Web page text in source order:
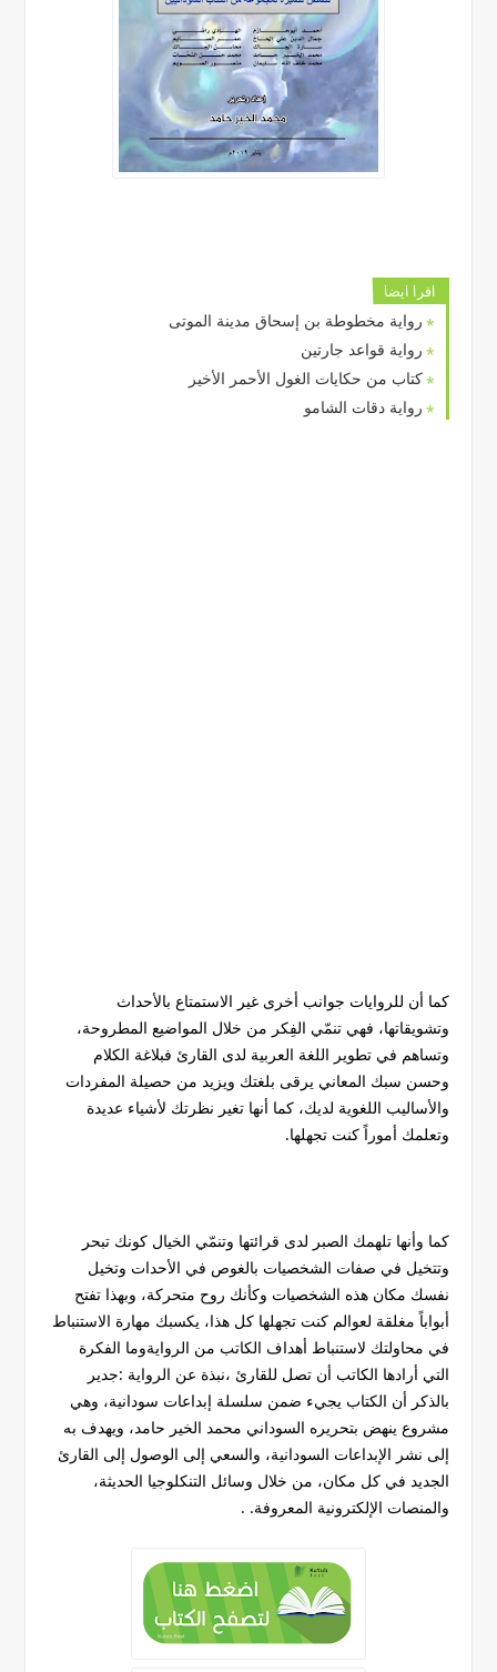
اقرا ايضا
رواية مخطوطة بن إسحاق مدينة الموتى
رواية قواعد جارتين
كتاب من حكايات الغول الأحمر الأخير
رواية دقات الشامو
كما أن للروايات جوانب أخرى غير الاستمتاع بالأحداث
وتشويقاتها، فهي تنمّي الفِكر من خلال المواضيع المطروحة،
وتساهم في تطوير اللغة العربية لدى القارئ فبلاغة الكلام
وحسن سبك المعاني يرقى بلغتك ويزيد من حصيلة المفردات
والأساليب اللغوية لديك، كما أنها تغير نظرتك لأشياء عديدة
وتعلمك أموراً كنت تجهلها.
كما وأنها تلهمك الصبر لدى قرائتها وتنمّي الخيال كونك تبحر
وتتخيل في صفات الشخصيات بالغوص في الأحدات وتخيل
نفسك مكان هذه الشخصيات وكأنك روح متحركة، وبهذا تفتح
أبواباً مغلقة لعوالم كنت تجهلها كل هذا، يكسبك مهارة الاستنباط
في محاولتك لاستنباط أهداف الكاتب من الروايةوما الفكرة
التي أرادها الكاتب أن تصل للقارئ ،نبذة عن الرواية :جدير
بالذكر أن الكتاب يجيء ضمن سلسلة إبداعات سودانية، وهي
مشروع ينهض بتحريره السوداني محمد الخير حامد، ويهدف به
إلى نشر الإبداعات السودانية، والسعي إلى الوصول إلى القارئ
الجديد في كل مكان، من خلال وسائل التنكلوجيا الحديثة،
والمنصات الإلكترونية المعروفة. .